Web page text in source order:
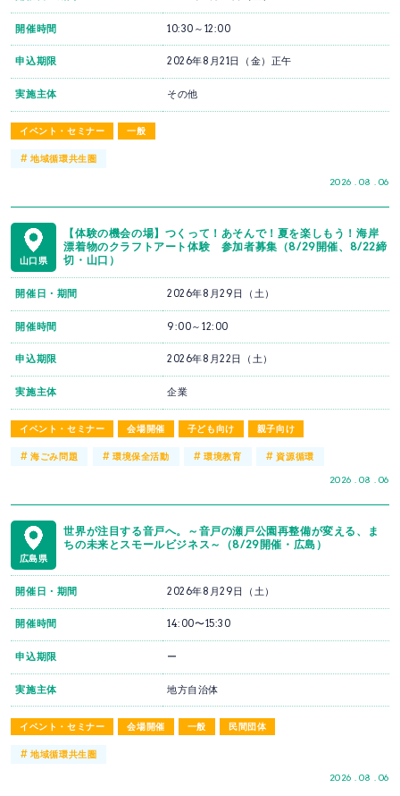
イベント・セミナー 一般
2026 . 08 . 06
開催時間 10:30～12:00
申込期限 2026年8月21日（金）正午
実施主体 その他
#地域循環共生圏
山口県
【体験の機会の場】つくって！あそんで！夏を楽しもう！海岸
漂着物のクラフトアート体験 参加者募集（8/29開催、8/22締
切・山口）
イベント・セミナー 会場開催 子ども向け 親子向け
2026 . 08 . 06
開催日・期間 2026年8月29日（土）
開催時間 9:00～12:00
申込期限 2026年8月22日（土）
実施主体 企業
#海ごみ問題 # 環境保全活動 #環境教育 #資源循環
広島県
世界が注目する音戸へ。～音戸の瀬戸公園再整備が変える、ま
ちの未来とスモールビジネス～（8/29開催・広島）
イベント・セミナー 会場開催 一般 民間団体
2026 . 08 . 06
開催日・期間 2026年8月29日（土）
開催時間 14:00〜15:30
申込期限 ー
実施主体 地方自治体
#地域循環共生圏